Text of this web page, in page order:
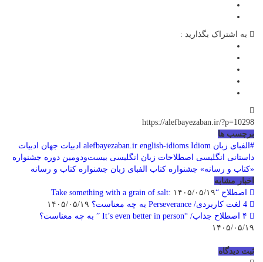
به اشتراک بگذارید :
https://alefbayezaban.ir/?p=10298
برچسب ها
#الفبای زبان
alefbayezaban.ir english-idioms Idiom ادبیات جهان ادبیات
داستانی انگلیسی
اصطلاحات زبان انگلیسی بیست‌ودومین دوره جشنواره
«کتاب و رسانه» جشنواره کتاب الفبای زبان جشنواره کتاب و رسانه
اخبار مشابه
اصطلاح “Take something with a grain of salt:۱۴۰۵/۰۵/۱۹
۱۴۰۵/۰۵/۱۹
ثبت دیدگاه